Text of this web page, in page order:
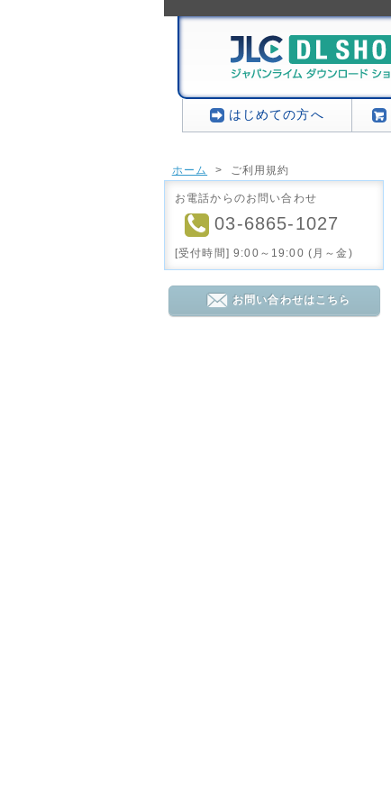
はじめての方へ
ホーム > ご利用規約
お電話からのお問い合わせ
03-6865-1027
[受付時間] 9:00～19:00 (月～金)
お問い合わせはこちら